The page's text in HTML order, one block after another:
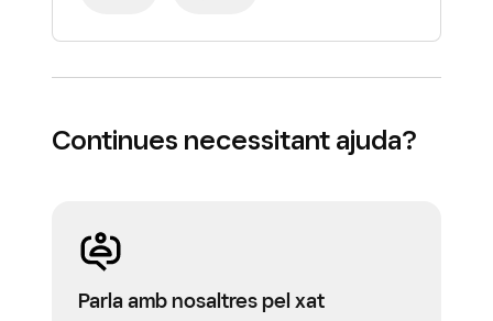
Continues necessitant ajuda?
Parla amb nosaltres pel xat